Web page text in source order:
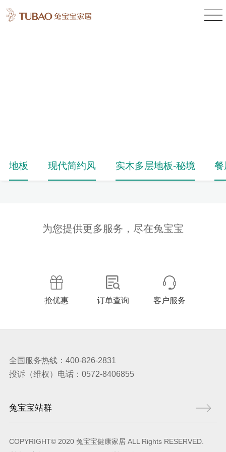
地板 现代简约风 实木多层地板-秘境
为您提供更多服务，尽在兔宝宝
抢优惠 订单查询 客户服务
全国服务热线：400-826-2831
投诉（维权）电话：0572-8406855
COPYRIGHT© 2020 兔宝宝健康家居 ALL Rights RESERVED.